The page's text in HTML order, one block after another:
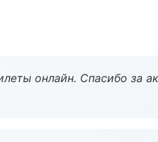
онлайн. Спасибо за